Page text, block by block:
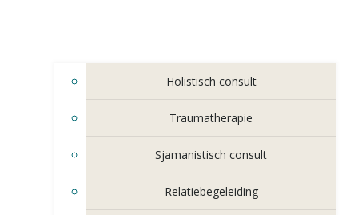
Holistisch consult
Traumatherapie
Sjamanistisch consult
Relatiebegeleiding